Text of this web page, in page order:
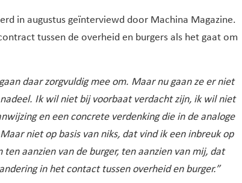
in augustus geïnterviewd door Machina Magazine.
tussen de overheid en burgers als het gaat om
daar zorgvuldig mee om. Maar nu gaan ze er niet
Ik wil niet bij voorbaat verdacht zijn, ik wil niet
en een concrete verdenking die in de analoge
niet op basis van niks, dat vind ik een inbreuk op
aanzien van de burger, ten aanzien van mij, dat
in het contact tussen overheid en burger.”